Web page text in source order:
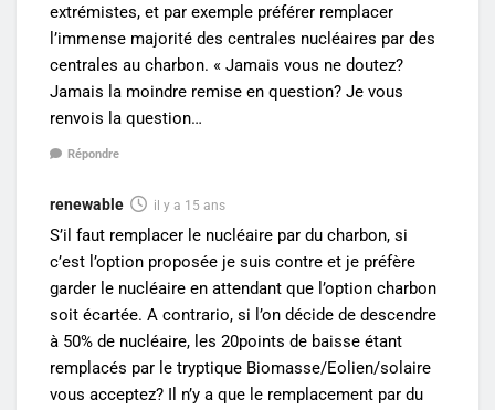
extrémistes, et par exemple préférer remplacer
l’immense majorité des centrales nucléaires par des
centrales au charbon. « Jamais vous ne doutez?
Jamais la moindre remise en question? Je vous
renvois la question…
Répondre
renewable il y a 15 ans
S’il faut remplacer le nucléaire par du charbon, si
c’est l’option proposée je suis contre et je préfère
garder le nucléaire en attendant que l’option charbon
soit écartée. A contrario, si l’on décide de descendre
à 50% de nucléaire, les 20points de baisse étant
remplacés par le tryptique Biomasse/Eolien/solaire
vous acceptez? Il n’y a que le remplacement par du